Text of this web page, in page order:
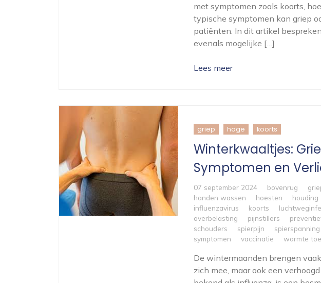
met symptomen zoals koorts,
typische symptomen kan griep
patiënten. In dit artikel
evenals mogelijke […]
Lees meer
griep hoge koorts
Winterkwaaltjes:
Symptomen en
07 september 2024 bovenrug
handen wassen
hoesten houding
influenzavirus
koorts
overbelasting
pijnstillers
schouders
spierpijn spierspanning
symptomen
vaccinatie warmte
De wintermaanden brengen
zich mee, maar ook een